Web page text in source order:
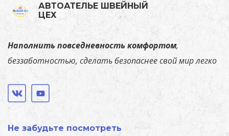
АВТОАТЕЛЬЕ ШВЕЙНЫЙ
ЦЕХ
Наполнить повседневность комфортом,
беззаботностью, сделать безопаснее свой мир легко
Не забудьте посмотреть